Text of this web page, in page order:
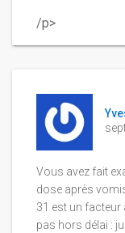
/p>
Vous avez fait
dose après
31 est un facteur
pas hors délai :